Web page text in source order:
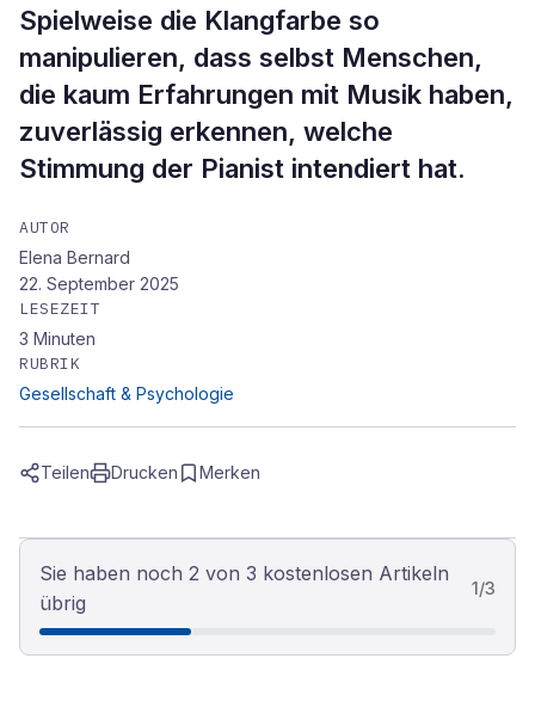
Spielweise die Klangfarbe so
manipulieren, dass selbst Menschen,
die kaum Erfahrungen mit Musik haben,
zuverlässig erkennen, welche
Stimmung der Pianist intendiert hat.
AUTOR
Elena Bernard
22. September 2025
LESEZEIT
3 Minuten
RUBRIK
Gesellschaft & Psychologie
Teilen Drucken Merken
Sie haben noch 2 von 3 kostenlosen Artikeln
übrig
1/3